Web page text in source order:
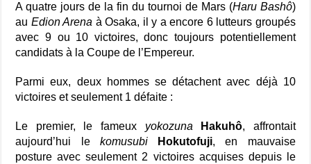
A quatre jours de la fin du tournoi de Mars (Haru Bashô)
au Edion Arena à Osaka, il y a encore 6 lutteurs groupés
avec 9 ou 10 victoires, donc toujours potentiellement
candidats à la Coupe de l’Empereur.
Parmi eux, deux hommes se détachent avec déjà 10
victoires et seulement 1 défaite :
Le premier, le fameux yokozuna Hakuhô, affrontait
aujourd’hui le komusubi Hokutofuji, en mauvaise
posture avec seulement 2 victoires acquises depuis le